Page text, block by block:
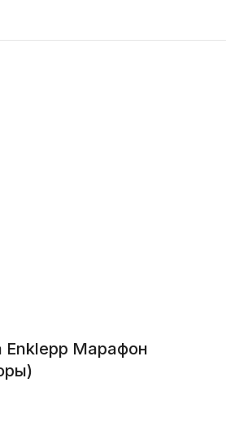
Enklepp Марафон